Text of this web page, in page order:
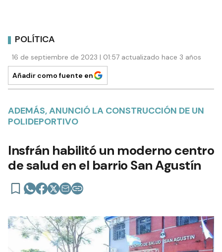
POLÍTICA
16 de septiembre de 2023 | 01:57 actualizado hace 3 años
Añadir como fuente en
ADEMÁS, ANUNCIÓ LA CONSTRUCCIÓN DE UN
POLIDEPORTIVO
Insfrán habilitó un moderno centro
de salud en el barrio San Agustín